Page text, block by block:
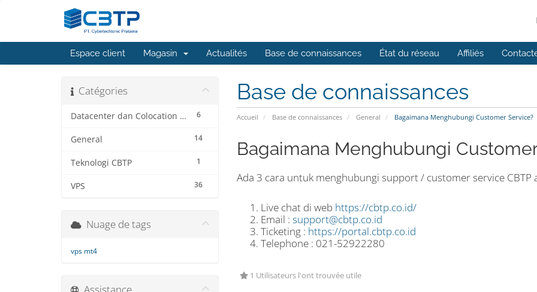
Espace client Magasin Actualités Base de connaissances État du réseau Affiliés
Base de connaissances
Accueil Base de connaissances General Bagaimana Menghubungi Customer Service?
Catégories
6
Datacenter dan Colocation Service
14
General
1
Teknologi CBTP
36
VPS
Bagaimana Menghubungi
Ada 3 cara untuk menghubungi support / customer service CBTP
Live chat di web https://cbtp.co.id/
Email : support@cbtp.co.id
Ticketing : https://portal.cbtp.co.id
Telephone : 021-52922280
1 Utilisateurs l'ont trouvée utile
Nuage de tags
vps mt4